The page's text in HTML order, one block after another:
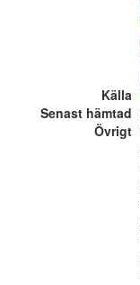
Källa
Senast hämtad
Övrigt